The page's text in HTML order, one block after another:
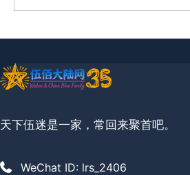
天下伍迷是一家，常回来聚首吧。
WeChat ID: lrs_2406